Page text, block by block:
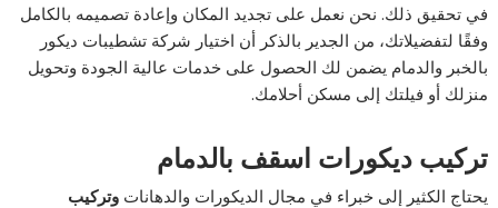
في تحقيق ذلك. نحن نعمل على تجديد المكان وإعادة تصميمه بالكامل
وفقًا لتفضيلاتك، من الجدير بالذكر أن اختيار شركة تشطيبات ديكور
بالخبر والدمام يضمن لك الحصول على خدمات عالية الجودة وتحويل
منزلك أو فيلتك إلى مسكن أحلامك.
تركيب ديكورات اسقف بالدمام
يحتاج الكثير إلى خبراء في مجال الديكورات والدهاناتوتركيب